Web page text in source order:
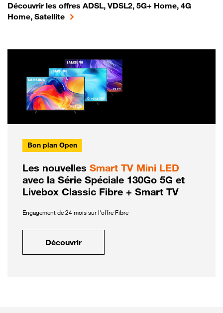
Découvrir les offres ADSL, VDSL2, 5G+ Home, 4G
Home, Satellite
Bon plan Open
Les nouvelles Smart TV Mini LED
avec la Série Spéciale 130Go 5G et
Livebox Classic Fibre + Smart TV
Engagement de 24 mois sur l'offre Fibre
Découvrir